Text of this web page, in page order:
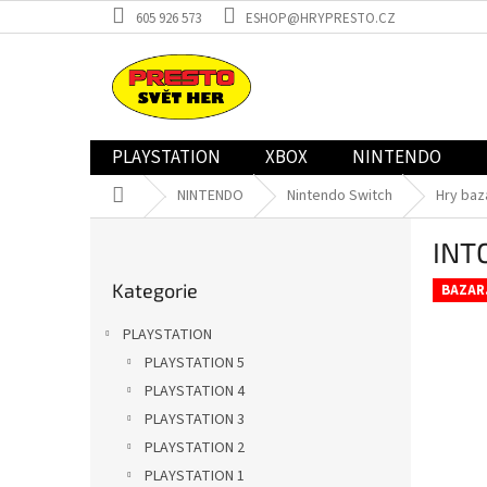
na
605 926 573 ESHOP@HRYPRESTO.CZ
PLAYSTATION XBOX NINTENDO
Domů NINTENDO Nintendo Switch Hry
kategorie
Kategorie
PLAYSTATION
PLAYSTATION 5
PLAYSTATION 4
PLAYSTATION 3
PLAYSTATION 2
PLAYSTATION 1
BAZAR.